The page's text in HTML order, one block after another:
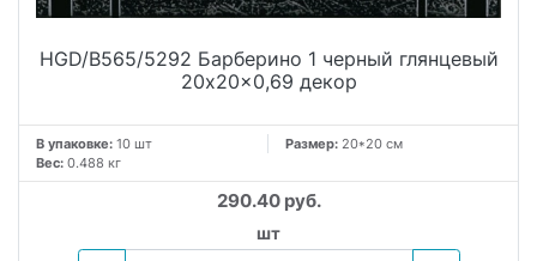
HGD/B565/5292 Барберино 1 черный глянцевый
20x20x0,69 декор
В упаковке: 10 шт Размер: 20*20 см
Вес: 0.488 кг
290.40 руб.
шт